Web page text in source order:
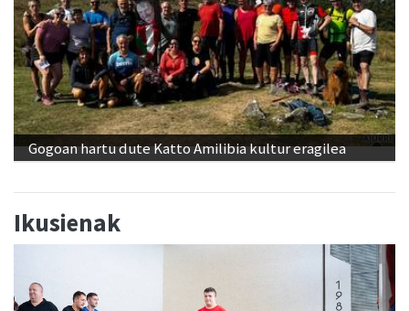
Gogoan hartu dute Katto Amilibia kultur eragilea
Ikusienak